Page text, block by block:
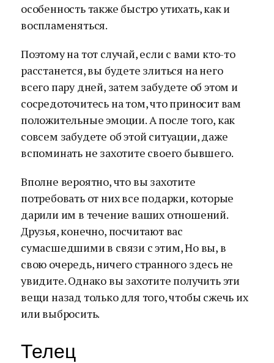
особенность также быстро утихать, как и
воспламеняться.
Поэтому на тот случай, если с вами кто-то
расстанется, вы будете злиться на него
всего пару дней, затем забудете об этом и
сосредоточитесь на том, что приносит вам
положительные эмоции. А после того, как
совсем забудете об этой ситуации, даже
вспоминать не захотите своего бывшего.
Вполне вероятно, что вы захотите
потребовать от них все подарки, которые
дарили им в течение ваших отношений.
Друзья, конечно, посчитают вас
сумасшедшими в связи с этим, Но вы, в
свою очередь, ничего странного здесь не
увидите. Однако вы захотите получить эти
вещи назад только для того, чтобы сжечь их
или выбросить.
Телец